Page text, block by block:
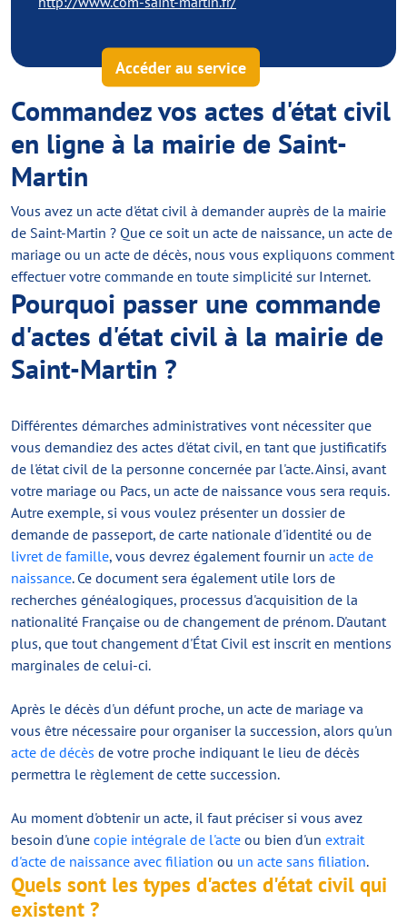
Accéder au service
Commandez vos actes d'état civil
en ligne à la mairie de Saint-
Martin
Vous avez un acte d'état civil à demander auprès de la mairie
de Saint-Martin ? Que ce soit un acte de naissance, un acte de
mariage ou un acte de décès, nous vous expliquons comment
effectuer votre commande en toute simplicité sur Internet.
Pourquoi passer une commande
d'actes d'état civil à la mairie de
Saint-Martin ?
Différentes démarches administratives vont nécessiter que
vous demandiez des actes d'état civil, en tant que justificatifs
de l'état civil de la personne concernée par l'acte. Ainsi, avant
votre mariage ou Pacs, un acte de naissance vous sera requis.
Autre exemple, si vous voulez présenter un dossier de
demande de passeport, de carte nationale d'identité ou de
livret de famille, vous devrez également fournir un acte de
naissance. Ce document sera également utile lors de
recherches généalogiques, processus d'acquisition de la
nationalité Française ou de changement de prénom. D'autant
plus, que tout changement d'État Civil est inscrit en mentions
marginales de celui-ci.
Après le décès d'un défunt proche, un acte de mariage va
vous être nécessaire pour organiser la succession, alors qu'un
acte de décès de votre proche indiquant le lieu de décès
permettra le règlement de cette succession.
Au moment d'obtenir un acte, il faut préciser si vous avez
besoin d'une copie intégrale de l'acte ou bien d'un extrait
d'acte de naissance avec filiation ou un acte sans filiation.
Quels sont les types d'actes d'état civil qui
existent ?